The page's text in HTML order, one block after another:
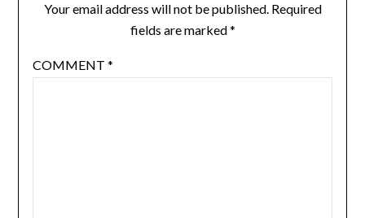
Your email address will not be published. Required
fields are marked*
COMMENT *